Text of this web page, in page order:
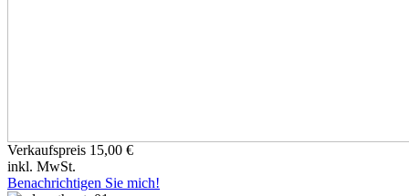
Verkaufspreis 15,00 €
inkl. MwSt.
Benachrichtigen Sie mich!